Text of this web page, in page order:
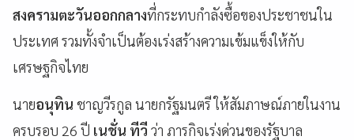
สงครามตะวันออกกลางที่กระทบกำลังซื้อของประชาชนใน
ประเทศ รวมทั้งจำเป็นต้องเร่งสร้างความเข้มแข็งให้กับ
เศรษฐกิจไทย
นายอนุทิน ชาญวีรกูล นายกรัฐมนตรี ให้สัมภาษณ์ภายในงาน
ครบรอบ 26 ปี เนชั่น ทีวี ว่า ภารกิจเร่งด่วนของรัฐบาล